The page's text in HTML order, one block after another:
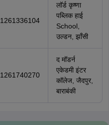
1261336104
लॉर्ड कृष्णा
पब्लिक हाई
School,
उल्डन, झाँसी
1261740270
द मॉडर्न
एकेडमी इंटर
कॉलेज, जैदपुर,
बाराबंकी